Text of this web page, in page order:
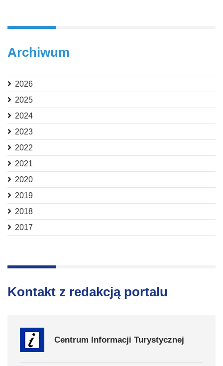
Archiwum
2026
2025
2024
2023
2022
2021
2020
2019
2018
2017
Kontakt z redakcją portalu
Centrum Informacji Turystycznej